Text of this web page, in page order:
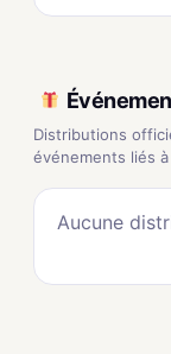
Distributions
événements liés
Aucune